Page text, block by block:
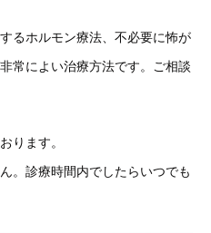
るホルモン療法、不必要に怖が
常によい治療方法です。ご相談
ります。
。診療時間内でしたらいつでも